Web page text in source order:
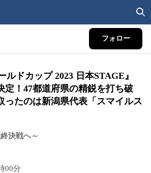
フォロー
ルドカップ 2023 日本STAGE』
定！47都道府県の精鋭を打ち破
ったのは新潟県代表「スマイルス
決戦へ～
00分